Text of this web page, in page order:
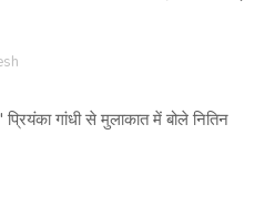
गांधी से मुलाकात में बोले नितिन